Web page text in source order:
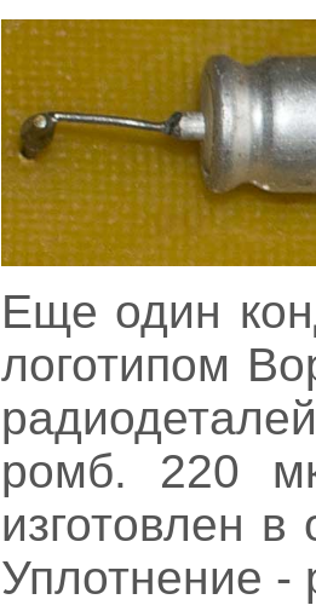
Еще один
логотипом
ромб. 220
изготовлен в
Уплотнение -